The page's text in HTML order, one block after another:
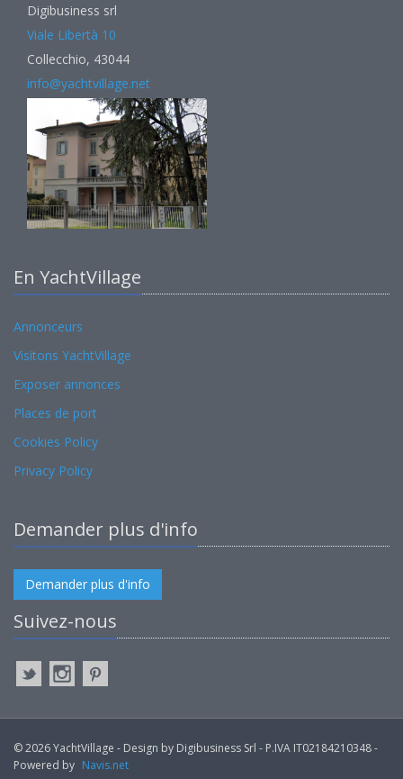
Digibusiness srl
Viale Libertà 10
Collecchio, 43044
info@yachtvillage.net
En YachtVillage
Annonceurs
Visitons YachtVillage
Exposer annonces
Places de port
Cookies Policy
Privacy Policy
Demander plus d'info
Demander plus d'info
Suivez-nous
© 2026 YachtVillage - Design by Digibusiness Srl - P.IVA IT02184210348 -
Powered by Navis.net